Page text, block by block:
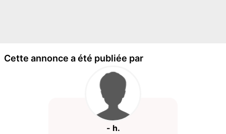
Cette annonce a été publiée par
- h.